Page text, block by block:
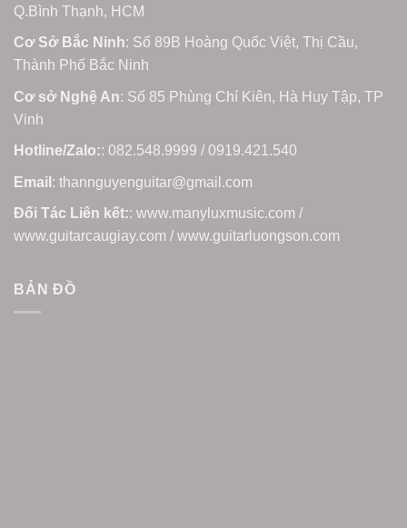
Q.Bình Thạnh, HCM
Cơ Sở Bắc Ninh: Số 89B Hoàng Quốc Việt, Thị Cầu,
Thành Phố Bắc Ninh
Cơ sở Nghệ An: Số 85 Phùng Chí Kiên, Hà Huy Tập, TP
Vinh
Hotline/Zalo:: 082.548.9999 / 0919.421.540
Email : thannguyenguitar@gmail.com
Đối Tác Liên kết:: www.manyluxmusic.com /
www.guitarcaugiay.com / www.guitarluongson.com
BẢN ĐỒ